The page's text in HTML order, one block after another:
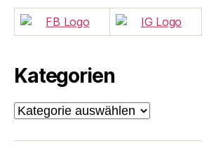
Kategorien
Kategorien